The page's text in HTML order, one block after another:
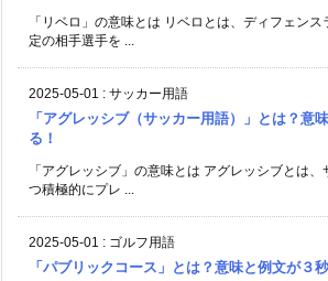
「リベロ」の意味とは リベロとは、ディフェン
定の相手選手を ...
2025-05-01 : サッカー用語
「アグレッシブ（サッカー用語）」とは？意
る！
「アグレッシブ」の意味とは アグレッシブとは
つ積極的にプレ ...
2025-05-01 : ゴルフ用語
「パブリックコース」とは？意味と例文が３